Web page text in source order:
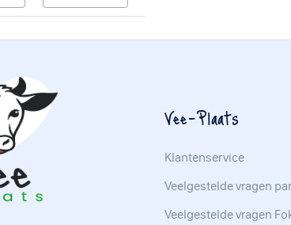
Vee-Plaats
Klantenservice
Veelgestelde vragen
Veelgestelde vragen